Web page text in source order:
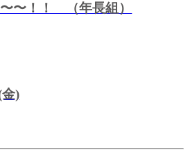
〜〜！！ （年長組）
)